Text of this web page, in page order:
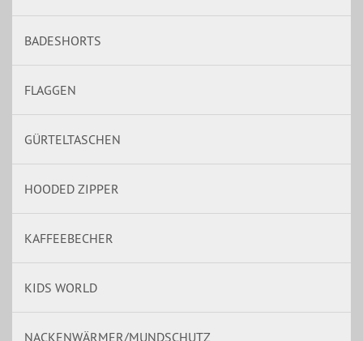
BADESHORTS
FLAGGEN
GÜRTELTASCHEN
HOODED ZIPPER
KAFFEEBECHER
KIDS WORLD
NACKENWÄRMER/MUNDSCHUTZ